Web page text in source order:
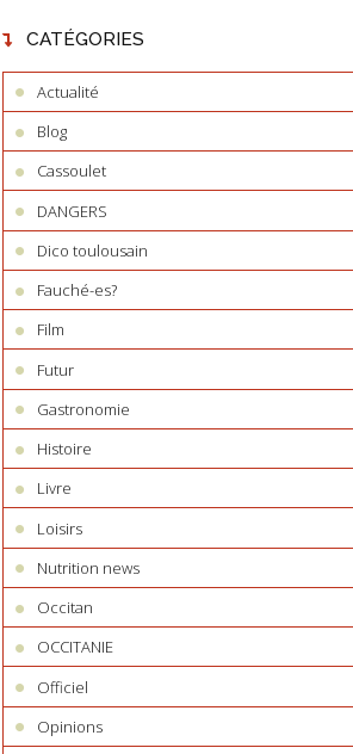
CATÉGORIES
Actualité
Blog
Cassoulet
DANGERS
Dico toulousain
Fauché-es?
Film
Futur
Gastronomie
Histoire
Livre
Loisirs
Nutrition news
Occitan
OCCITANIE
Officiel
Opinions